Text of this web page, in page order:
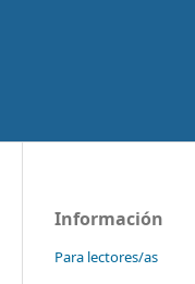
Información
Para lectores/as